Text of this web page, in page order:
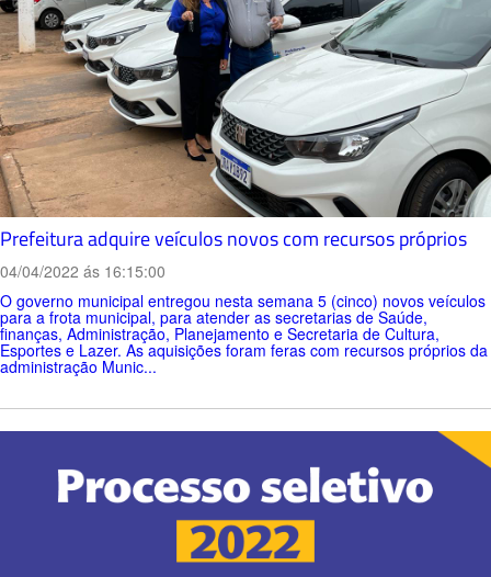
Prefeitura adquire veículos novos com recursos próprios
04/04/2022 ás 16:15:00
O governo municipal entregou nesta semana 5 (cinco) novos veículos
para a frota municipal, para atender as secretarias de Saúde,
finanças, Administração, Planejamento e Secretaria de Cultura,
Esportes e Lazer. As aquisições foram feras com recursos próprios da
administração Munic...